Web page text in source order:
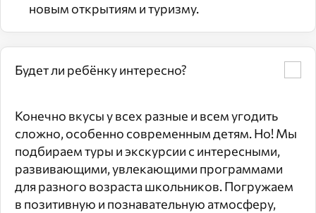
новым открытиям и туризму.
Будет ли ребёнку интересно?
Конечно вкусы у всех разные и всем угодить
сложно, особенно современным детям. Но! Мы
подбираем туры и экскурсии с интересными,
развивающими, увлекающими программами
для разного возраста школьников. Погружаем
в позитивную и познавательную атмосферу,